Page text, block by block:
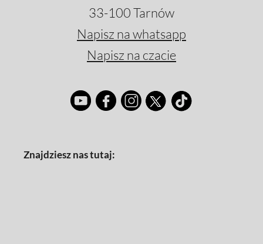
33-100 Tarnów
Napisz na whatsapp
Napisz na czacie
Znajdziesz nas tutaj: